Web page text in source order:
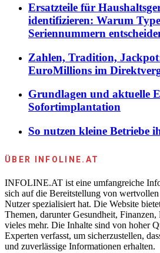
Ersatzteile für
identifizieren: Warum
Seriennummern
Zahlen, Tradition,
EuroMillions im
Grundlagen und aktuelle
Sofortimplantation
So nutzen kleine Betriebe
ÜBER INFOLINE.AT
INFOLINE.AT ist eine umfangreiche
sich auf die Bereitstellung von
Nutzer spezialisiert hat. Die Website
Themen, darunter Gesundheit,
vieles mehr. Die Inhalte sind von hoher
Experten verfasst, um sicherzustellen,
und zuverlässige Informationen erhalten.